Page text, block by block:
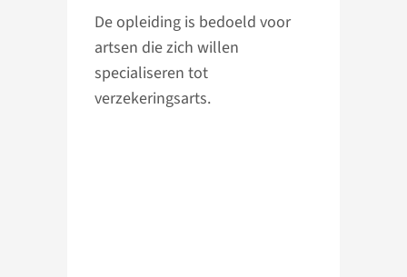
De opleiding is bedoeld voor
artsen die zich willen
specialiseren tot
verzekeringsarts.